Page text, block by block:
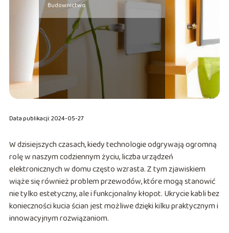
Budownictwo
Data publikacji: 2024-05-27
W dzisiejszych czasach, kiedy technologie odgrywają ogromną
rolę w naszym codziennym życiu, liczba urządzeń
elektronicznych w domu często wzrasta. Z tym zjawiskiem
wiąże się również problem przewodów, które mogą stanowić
nie tylko estetyczny, ale i funkcjonalny kłopot. Ukrycie kabli bez
konieczności kucia ścian jest możliwe dzięki kilku praktycznym i
innowacyjnym rozwiązaniom.